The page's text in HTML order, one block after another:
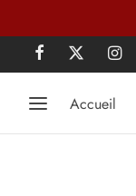
Accueil